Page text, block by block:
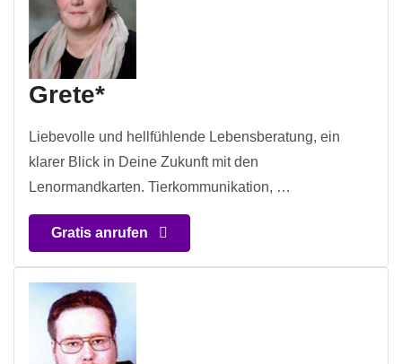
Grete*
Liebevolle und hellfühlende Lebensberatung, ein
klarer Blick in Deine Zukunft mit den
Lenormandkarten. Tierkommunikation, …
Gratis anrufen